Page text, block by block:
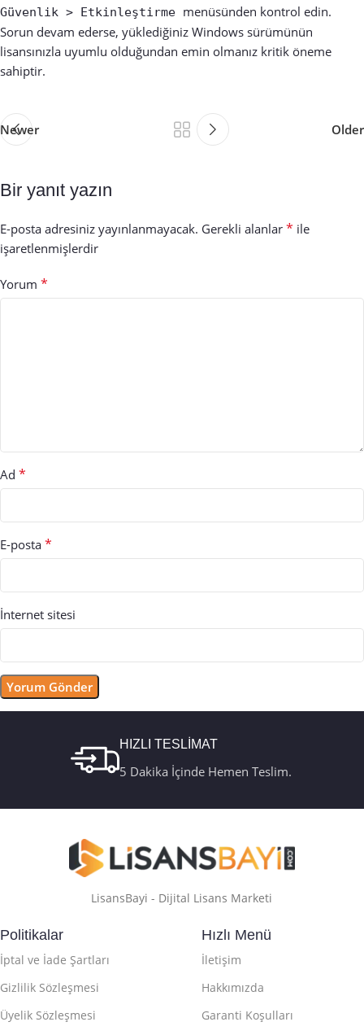
Güvenlik > Etkinleştirme menüsünden kontrol edin.
Sorun devam ederse, yüklediğiniz Windows sürümünün
lisansınızla uyumlu olduğundan emin olmanız kritik öneme
sahiptir.
Newer Older
Bir yanıt yazın
E-posta adresiniz yayınlanmayacak. Gerekli alanlar * ile
işaretlenmişlerdir
Yorum *
Ad *
E-posta *
İnternet sitesi
HIZLI TESLİMAT
5 Dakika İçinde Hemen Teslim.
LisansBayi - Dijital Lisans Marketi
Politikalar
İptal ve İade Şartları
Gizlilik Sözleşmesi
Üyelik Sözleşmesi
Hızlı Menü
İletişim
Hakkımızda
Garanti Koşulları